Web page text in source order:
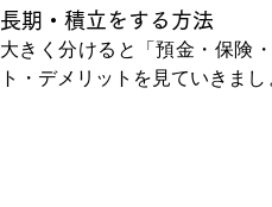
長期・積立をする方法
大きく分けると「預金・保険
ト・デメリットを見ていきまし